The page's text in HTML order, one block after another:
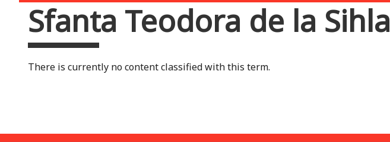
You are here
Sfanta Teodora de la Sihla
There is currently no content classified with this term.